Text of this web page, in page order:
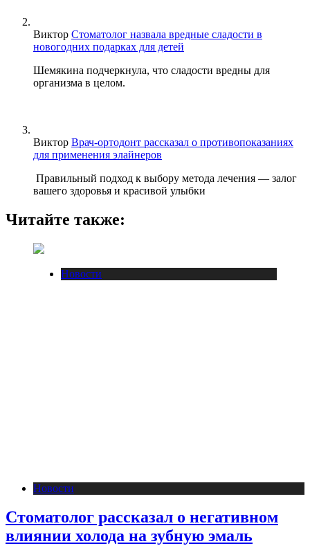
Виктор Стоматолог назвала вредные сладости в
новогодних подарках для детей
Шемякина подчеркнула, что сладости вредны для
организма в целом.
Виктор Врач-ортодонт рассказал о противопоказаниях
для применения элайнеров
Правильный подход к выбору метода лечения — залог
вашего здоровья и красивой улыбки
Читайте также:
Новости
Новости
Стоматолог рассказал о негативном
влиянии холода на зубную эмаль